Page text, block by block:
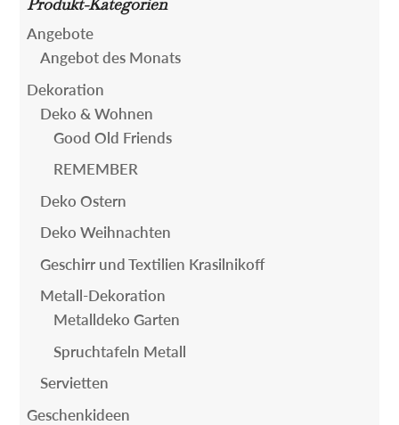
Produkt-Kategorien
Angebote
Angebot des Monats
Dekoration
Deko & Wohnen
Good Old Friends
REMEMBER
Deko Ostern
Deko Weihnachten
Geschirr und Textilien Krasilnikoff
Metall-Dekoration
Metalldeko Garten
Spruchtafeln Metall
Servietten
Geschenkideen